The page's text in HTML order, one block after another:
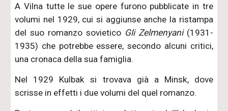
A Vilna tutte le sue opere furono pubblicate in tre
volumi nel 1929, cui si aggiunse anche la ristampa
del suo romanzo sovietico Gli Zelmenyani(1931-
1935) che potrebbe essere, secondo alcuni critici,
una cronaca della sua famiglia.
Nel 1929 Kulbak si trovava già a Minsk, dove
scrisse in effetti i due volumi del quel romanzo.